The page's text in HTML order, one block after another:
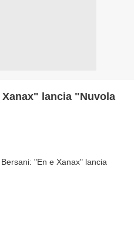
lancia "Nuvola